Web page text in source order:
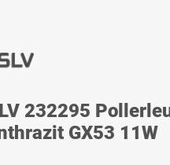
232295
GX53 11W